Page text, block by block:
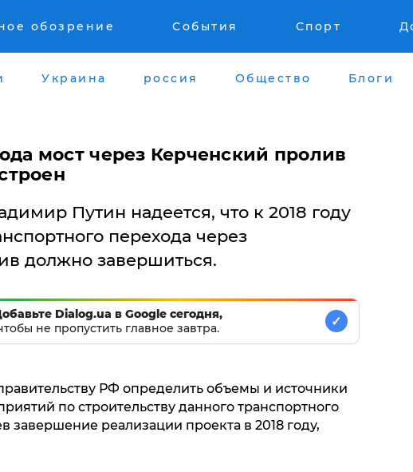
обозрение События Спорт
Украина россия Общество Блоги
мост через Керченский пролив
Путин надеется, что к 2018 году
перехода через
должно завершиться.
Dialog.ua в Google сегодня,
не пропустить главное завтра.
✓
РФ определить объемы и источники
по строительству данного транспортного
завершение реализации проекта в 2018 году,